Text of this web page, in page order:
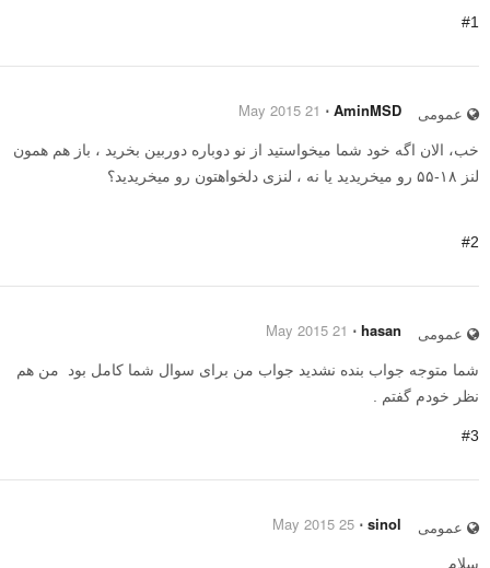
#1
عمومی AminMSD
⋅
21 May 2015
خب، الان اگه خود شما میخواستید از نو دوباره دوربین بخرید ، باز هم همون
لنز ۱۸-۵۵ رو میخریدید یا نه ، لنزی دلخواهتون رو میخریدید؟
#2
عمومی hasan
⋅
21 May 2015
شما متوجه جواب بنده نشدید جواب من برای سوال شما کامل بود من هم
نظر خودم گفتم .
#3
عمومی sinol
⋅
25 May 2015
سلام